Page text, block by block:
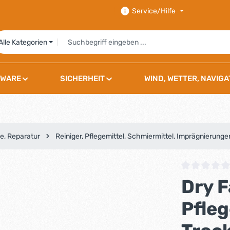
Service/Hilfe
Kategorien
SICHERHEIT WIND, WETTER,
Reparatur Reiniger, Pflegemittel, Schmiermittel,
Dry